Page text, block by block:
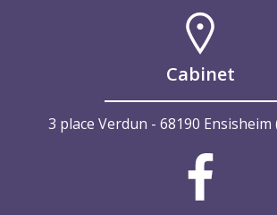
Cabinet
3 place Verdun - 68190